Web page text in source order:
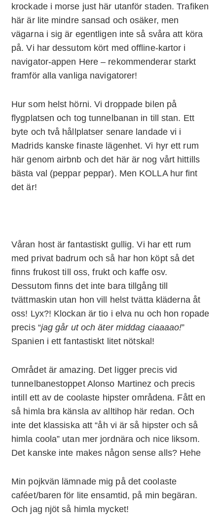
krockade i morse just här utanför staden. Trafiken
här är lite mindre sansad och osäker, men
vägarna i sig är egentligen inte så svåra att köra
på. Vi har dessutom kört med offline-kartor i
navigator-appen Here – rekommenderar starkt
framför alla vanliga navigatorer!
Hur som helst hörni. Vi droppade bilen på
flygplatsen och tog tunnelbanan in till stan. Ett
byte och två hållplatser senare landade vi i
Madrids kanske finaste lägenhet. Vi hyr ett rum
här genom airbnb och det här är nog vårt hittills
bästa val (peppar peppar). Men KOLLA hur fint
det är!
Våran host är fantastiskt gullig. Vi har ett rum
med privat badrum och så har hon köpt så det
finns frukost till oss, frukt och kaffe osv.
Dessutom finns det inte bara tillgång till
tvättmaskin utan hon vill helst tvätta kläderna åt
oss! Lyx?! Klockan är tio i elva nu och hon ropade
precis “jag går ut och äter middag ciaaaao!”
Spanien i ett fantastiskt litet nötskal!
Området är amazing. Det ligger precis vid
tunnelbanestoppet Alonso Martinez och precis
intill ett av de coolaste hipster områdena. Fått en
så himla bra känsla av alltihop här redan. Och
inte det klassiska att “åh vi är så hipster och så
himla coola” utan mer jordnära och nice liksom.
Det kanske inte makes någon sense alls? Hehe
Min pojkvän lämnade mig på det coolaste
caféet/baren för lite ensamtid, på min begäran.
Och jag njöt så himla mycket!